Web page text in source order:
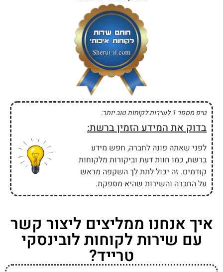
טיפ מספר 1 לשירות לקוחות טוב יותר:
בדוק את המידע הזמין ברשת:
לפני שאתה פונה לחברה, חפש מידע
ברשת, כמו חוות דעת וביקורות מלקוחות
קודמים. זה יכול לתת לך השקפה מראש
על החברה והשירות שהיא מספקת.
איך אנחנו ממליצים ליצור קשר
עם שירות לקוחות לובינסקי
טרייד?